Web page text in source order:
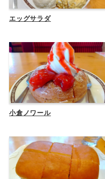
エッグサラダ
小倉ノワール